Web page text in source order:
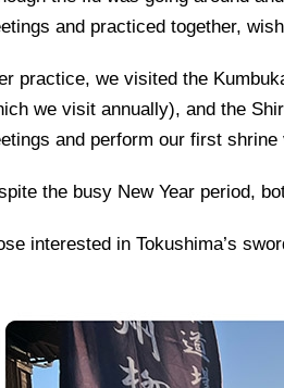
and practiced together,
practice, we visited the
we visit annually), and the
and perform our first
the busy New Year period,
interested in Tokushima’s